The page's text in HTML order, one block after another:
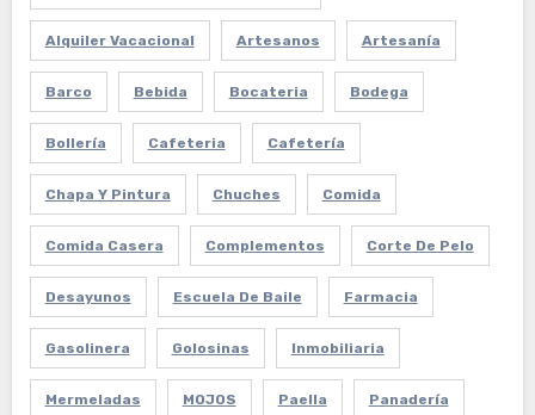
Alquiler Vacacional Artesanos Artesanía
Barco Bebida Bocateria Bodega
Bollería Cafeteria Cafetería
Chapa Y Pintura Chuches Comida
Comida Casera Complementos Corte De Pelo
Desayunos Escuela De Baile Farmacia
Gasolinera Golosinas Inmobiliaria
Mermeladas MOJOS Paella Panadería